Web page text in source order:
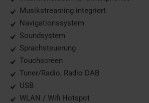
Musikstreaming integriert
Navigationssystem
Soundsystem
Sprachsteuerung
Touchscreen
Tuner/Radio, Radio DAB
USB
WLAN / Wifi Hotspot